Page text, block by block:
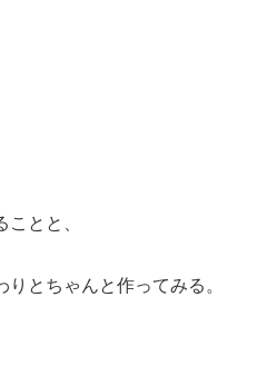
とと、
とちゃんと作ってみる。